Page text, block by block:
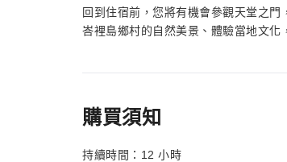
回到住宿前，您將有機會參觀天堂之
峇裡島鄉村的自然美景、體驗當地文化
購買須知
持續時間：12 小時